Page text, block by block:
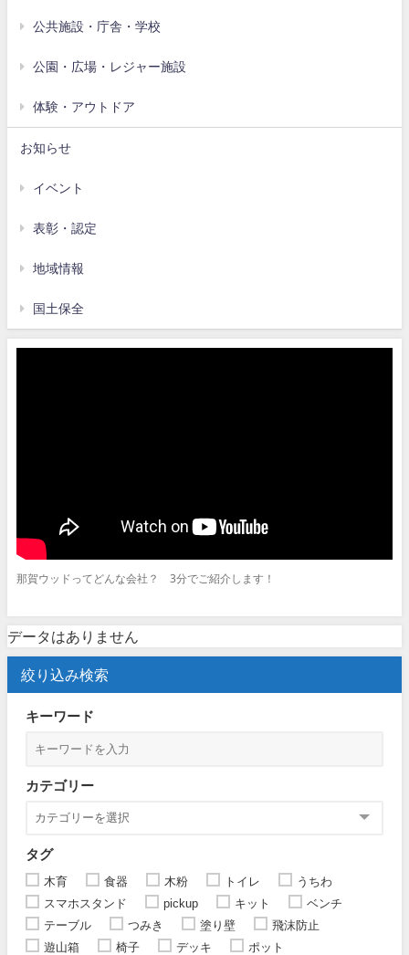
公共施設・庁舎・学校
公園・広場・レジャー施設
体験・アウトドア
お知らせ
イベント
表彰・認定
地域情報
国土保全
那賀ウッドってどんな会社？ 3分でご紹介します！
データはありません
絞り込み検索
キーワード
カテゴリー
タグ
木育 食器 木粉 トイレ
うちわ
スマホスタンド
pickup キット
ベンチ
テーブル
つみき 塗り壁
飛沫防止
遊山箱
椅子 デッキ
ポット